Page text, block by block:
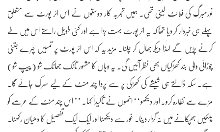
نورمبرگ کی فلائٹ لینی تھی۔ ہمیں تجربہ کار دوستوں نے اس ائر پورٹ سے متعلق
پہلے ہی خبردار کر دیا تھا کہ یہ ائر پورٹ بہت بڑا ہے اور کئی طویل راستے اس میں طے
کرنے پڑیں گے لہٰذا دیکھ بھال کر چلنا۔ مزید یہ کہ اس ائر پورٹ پر تمہیں چہرے جتنی
چوڑائی والی بند کھڑکیاں بھی نظر آئیں گی۔ یہ وہاں کا مشہور تانک جھانک شو ( پیپ شو)
ہے۔ سکہ ڈالتے ہی شیشے کی کھڑکی پر سے پردا چند منٹ کے لیے سرک جائے گا۔
مزے سے نظارہ کرو۔ اور دیکھو‘‘ انھوں نے تاکیداً کہا۔ ’’ اس چند منٹ کے عرصے کو
پلکیں جھپکانے میں نہ گزار دینا۔ غور سے دیکھنا اور ایک ایک تفصیل کا دھیان رکھنا۔